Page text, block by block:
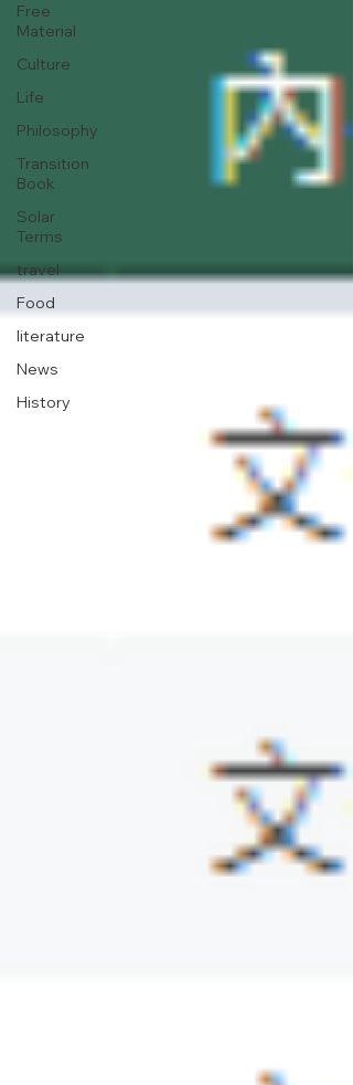
Free
Material
Culture
Life
Philosophy
Transition
Book
Solar
Terms
travel
Food
literature
News
History